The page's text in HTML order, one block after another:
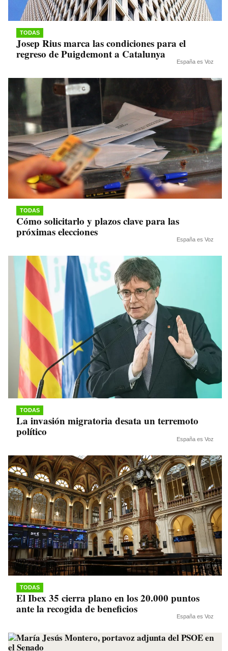
TODAS
Josep Rius marca las condiciones para el
regreso de Puigdemont a Catalunya
España es Voz
TODAS
Cómo solicitarlo y plazos clave para las
próximas elecciones
España es Voz
TODAS
La invasión migratoria desata un terremoto
político
España es Voz
TODAS
El Ibex 35 cierra plano en los 20.000 puntos
ante la recogida de beneficios
España es Voz